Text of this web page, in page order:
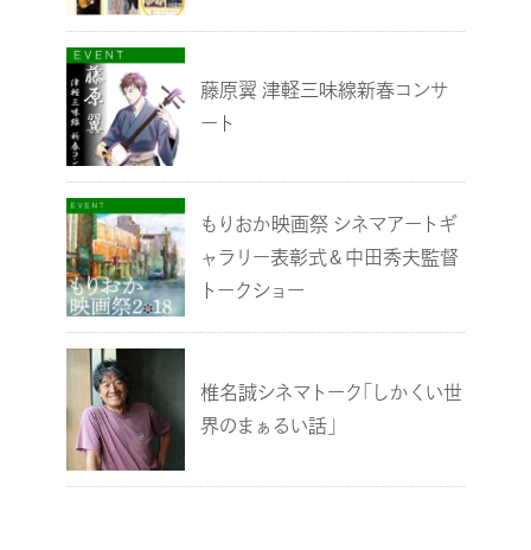
藤原翼 津軽三味線新春コンサ
ート
もりおか映画祭 シネマアートギ
ャラリー表彰式＆中田秀夫監督
トークショー
椎名誠シネマトーク「しかくい世
界のまぁるい話」